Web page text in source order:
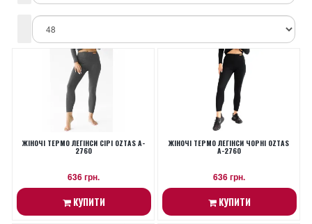
ЖІНОЧІ ТЕРМО ЛЕГІНСИ СІРІ OZTAS A-
2760
636 грн.
КУПИТИ
ЖІНОЧІ ТЕРМО ЛЕГІНСИ ЧОРНІ OZTAS
A-2760
636 грн.
КУПИТИ